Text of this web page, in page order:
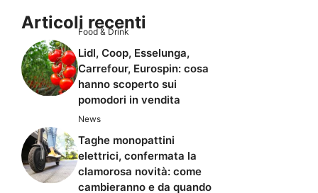
Articoli recenti
Food & Drink
Lidl, Coop, Esselunga,
Carrefour, Eurospin: cosa
hanno scoperto sui
pomodori in vendita
News
Taghe monopattini
elettrici, confermata la
clamorosa novità: come
cambieranno e da quando